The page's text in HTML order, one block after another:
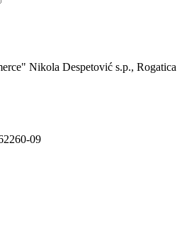
Nikola Despetović s.p., Rogatica
09